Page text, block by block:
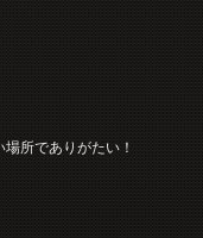
所でありがたい！